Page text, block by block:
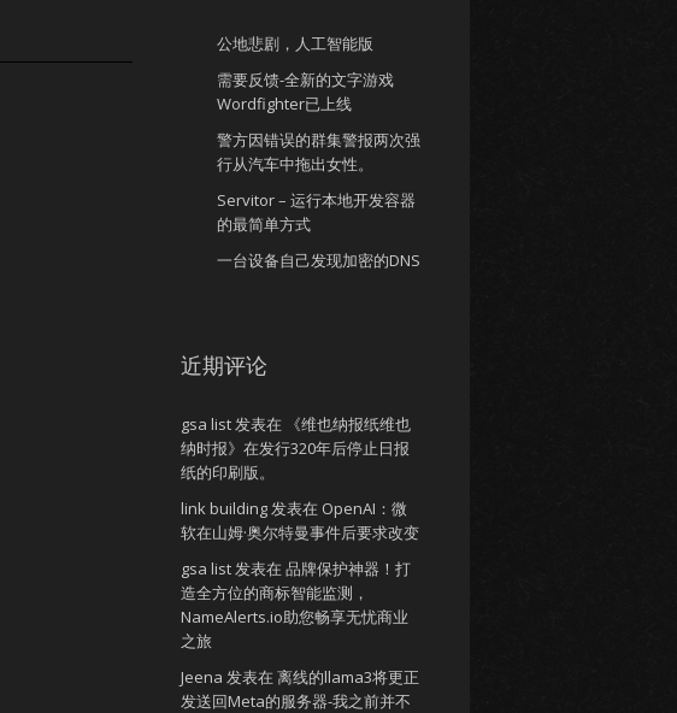
公地悲剧，人工智能版
需要反馈-全新的文字游戏
Wordfighter已上线
警方因错误的群集警报两次强
行从汽车中拖出女性。
Servitor – 运行本地开发容器
的最简单方式
一台设备自己发现加密的DNS
近期评论
gsa list发表在
《维也纳报纸维也
纳时报》在发行320年后停止日报
纸的印刷版。
link building发表在 OpenAI：微
软在山姆·奥尔特曼事件后要求改变
gsa list发表在 品牌保护神器！打
造全方位的商标智能监测，
NameAlerts.io助您畅享无忧商业
之旅
Jeena 发表在 离线的llama3将更正
发送回Meta的服务器-我之前并不